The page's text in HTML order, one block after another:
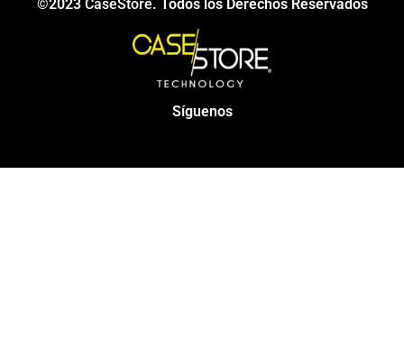
©2023 CaseStore. Todos los Derechos Reservados
Síguenos